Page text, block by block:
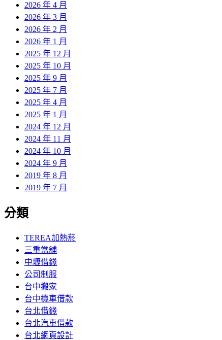
2026 年 4 月
2026 年 3 月
2026 年 2 月
2026 年 1 月
2025 年 12 月
2025 年 10 月
2025 年 9 月
2025 年 7 月
2025 年 4 月
2025 年 1 月
2024 年 12 月
2024 年 11 月
2024 年 10 月
2024 年 9 月
2019 年 8 月
2019 年 7 月
分類
TEREA加熱菸
三重當舖
中壢借錢
公司制服
台中搬家
台中機車借款
台北借錢
台北汽車借款
台北網頁設計